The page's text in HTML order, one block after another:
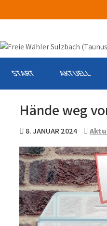
START AKTUELL
Hände weg
8. JANUAR 2024